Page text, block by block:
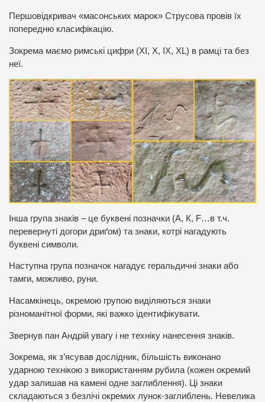
Першовідкривач «масонських марок» Струсова провів їх
попередню класифікацію.
Зокрема маємо римські цифри (ХІ, Х, ІХ, ХL) в рамці та без
неї.
Інша група знаків – це буквені позначки (А, К, F…в т.ч.
перевернуті догори дриґом) та знаки, котрі нагадують
буквені символи.
Наступна група позначок нагадує геральдичні знаки або
тамги, можливо, руни.
Насамкінець, окремою групою виділяються знаки
різноманітної форми, які важко ідентифікувати.
Звернув пан Андрій увагу і не техніку нанесення знаків.
Зокрема, як з’ясував дослідник, більшість виконано
ударною технікою з використанням рубила (кожен окремий
удар залишав на камені одне заглиблення). Ці знаки
складаються з безлічі окремих лунок-заглиблень. Невелика